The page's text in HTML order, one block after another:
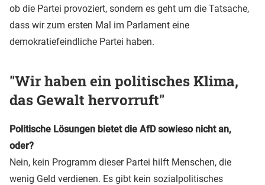
ob die Partei provoziert, sondern es geht um die Tatsache,
dass wir zum ersten Mal im Parlament eine
demokratiefeindliche Partei haben.
"Wir haben ein politisches Klima,
das Gewalt hervorruft"
Politische Lösungen bietet die AfD sowieso nicht an,
oder?
Nein, kein Programm dieser Partei hilft Menschen, die
wenig Geld verdienen. Es gibt kein sozialpolitisches